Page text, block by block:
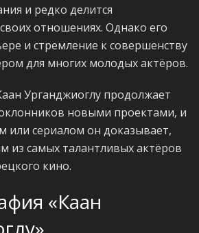
и редко делится
отношениях. Однако его
и стремление к совершенству
для многих молодых актёров.
Урганджиоглу продолжает
новыми проектами, и
сериалом он доказывает,
из самых талантливых актёров
кино.
«Каан